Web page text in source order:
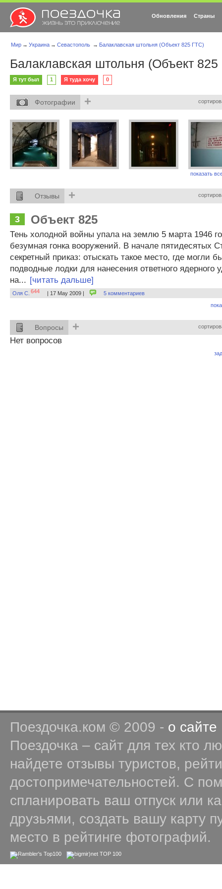
Обновления Страны
Мир → Украина → Севастополь → Балаклавская штольня (Объект 825 ГТС)
Балаклавская штольня (Объект
Я тут был 1 Я туда хочу 0
Фотографии +
показать
Отзывы +
3 Объект 825
Тень холодной войны упала на землю 5 марта 1946
безумная гонка вооружений. В начале пятидесятых
секретный приказ: отыскать такое место, где могли
подводные лодки для нанесения ответного ядерного
на... [читать дальше]
Оля С. 644 | 17 May 2009 |
5 комментариев
Вопросы +
Нет вопросов
Поездочка.ком © 2009 - о сайте
Поездочка – сайт для тех кто
найдете отзывы туристов,
достопримечательностей. С
спланировать ваш отпуск или
друзьями, создать вашу карту
место в рейтинге фотографий.